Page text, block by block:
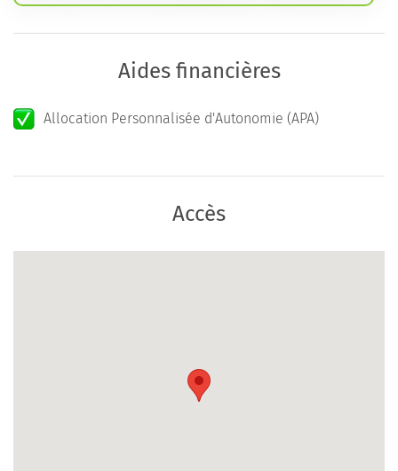
Aides financières
Allocation Personnalisée d'Autonomie (APA)
Accès